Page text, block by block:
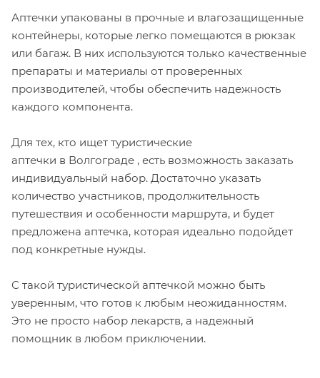
Аптечки упакованы в прочные и влагозащищенные
контейнеры, которые легко помещаются в рюкзак
или багаж. В них используются только качественные
препараты и материалы от проверенных
производителей, чтобы обеспечить надежность
каждого компонента.
Для тех, кто ищет туристические
аптечки в Волгограде , есть возможность заказать
индивидуальный набор. Достаточно указать
количество участников, продолжительность
путешествия и особенности маршрута, и будет
предложена аптечка, которая идеально подойдет
под конкретные нужды.
С такой туристической аптечкой можно быть
уверенным, что готов к любым неожиданностям.
Это не просто набор лекарств, а надежный
помощник в любом приключении.